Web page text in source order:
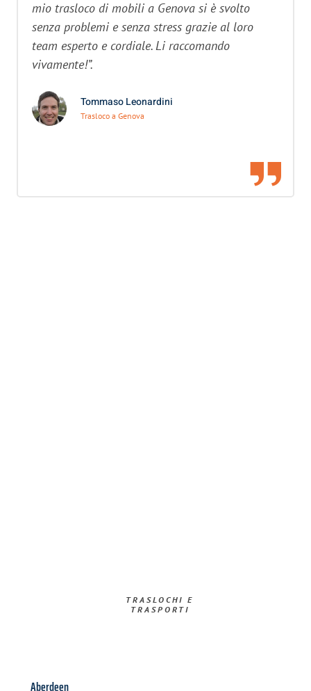
mio trasloco di mobili a Genova si è svolto
senza problemi e senza stress grazie al loro
team esperto e cordiale. Li raccomando
vivamente!”.
Tommaso Leonardini
Trasloco a Genova
TRASLOCHI E
TRASPORTI​
Aberdeen